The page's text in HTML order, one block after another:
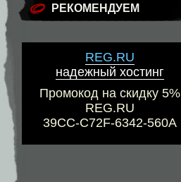
РЕКОМЕНДУЕМ
REG.RU
надежный хостинг
Промокод на скидку 5%
REG.RU
39CC-C72F-6342-560A